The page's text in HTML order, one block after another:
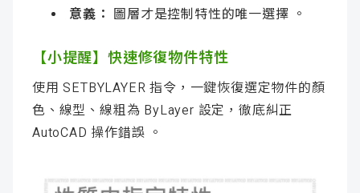
意義：
圖層才是控制特性的唯一選擇 。
【小提醒】快速修復物件特性
使用 SETBYLAYER 指令，一鍵恢復選定物件的顏
色、線型、線粗為 ByLayer 設定，徹底糾正
AutoCAD 操作錯誤 。